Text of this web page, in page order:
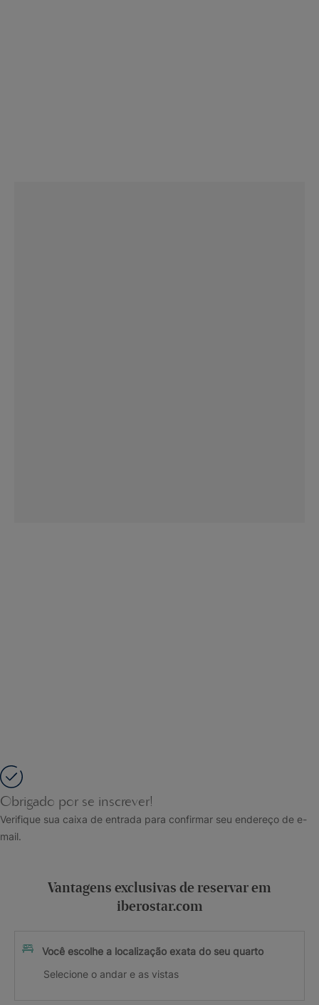
Obrigado por se inscrever!
Verifique sua caixa de entrada para confirmar seu endereço de e-
mail.
Vantagens exclusivas de reservar em
iberostar.com
Você escolhe a localização exata do seu quarto
Selecione o andar e as vistas